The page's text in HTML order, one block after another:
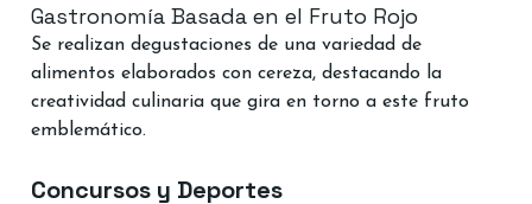
Gastronomía Basada en el Fruto Rojo
Se realizan degustaciones de una variedad de
alimentos elaborados con cereza, destacando la
creatividad culinaria que gira en torno a este fruto
emblemático.
Concursos y Deportes